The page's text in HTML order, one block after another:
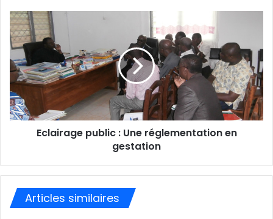
m
a
i
l
Eclairage public : Une réglementation en
gestation
Articles similaires